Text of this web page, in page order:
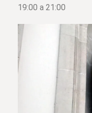
19:00 a 21:00